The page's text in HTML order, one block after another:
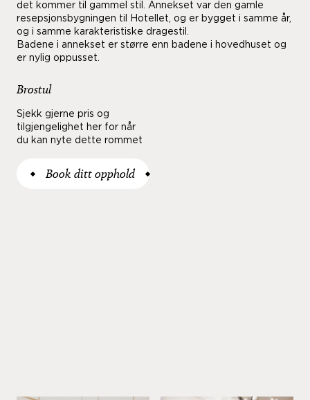
Brostul
Sjekk gjerne pris og
tilgjengelighet her for når
du kan nyte dette rommet
Book ditt opphold
det kommer til gammel stil. Annekset var den gamle
resepsjonsbygningen til Hotellet, og er bygget i samme år,
og i samme karakteristiske dragestil.
Badene i annekset er større enn badene i hovedhuset og
er nylig oppusset.